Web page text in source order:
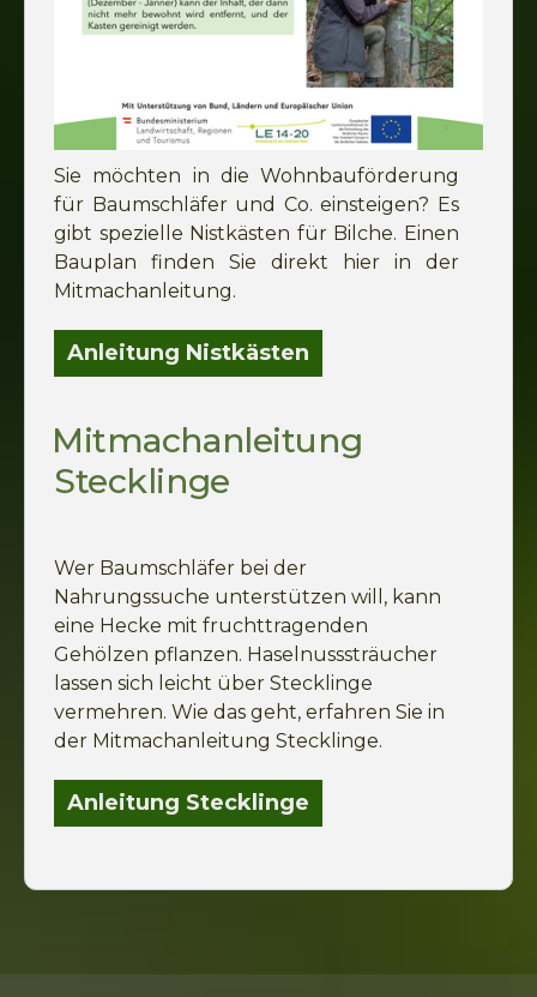
Sie möchten in die Wohnbauförderung
für Baumschläfer und Co. einsteigen? Es
gibt spezielle Nistkästen für Bilche. Einen
Bauplan finden Sie direkt hier in der
Mitmachanleitung.
Anleitung Nistkästen
Mitmachanleitung
Stecklinge
Wer Baumschläfer bei der
Nahrungssuche unterstützen will, kann
eine Hecke mit fruchttragenden
Gehölzen pflanzen. Haselnusssträucher
lassen sich leicht über Stecklinge
vermehren. Wie das geht, erfahren Sie in
der Mitmachanleitung Stecklinge.
Anleitung Stecklinge